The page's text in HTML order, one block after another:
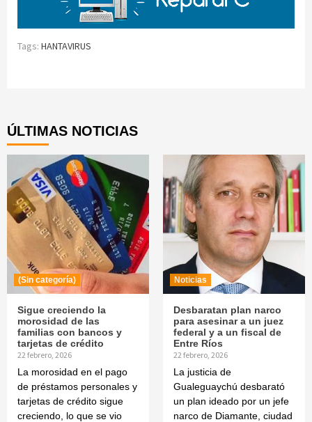
Tags: HANTAVIRUS
ÚLTIMAS NOTICIAS
(Sin categoría)
Sigue creciendo la
morosidad de las
familias con bancos y
tarjetas de crédito
22 febrero, 2026
La morosidad en el pago
de préstamos personales y
tarjetas de crédito sigue
creciendo, lo que se vio
Noticias
Desbaratan plan narco
para asesinar a un juez
federal y a un fiscal de
Entre Ríos
22 febrero, 2026
La justicia de
Gualeguaychú desbarató
un plan ideado por un jefe
narco de Diamante, ciudad